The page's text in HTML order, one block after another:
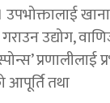
उपभोक्तालाई
उद्योग,
प्रणालीलाई
आपूर्ति तथा